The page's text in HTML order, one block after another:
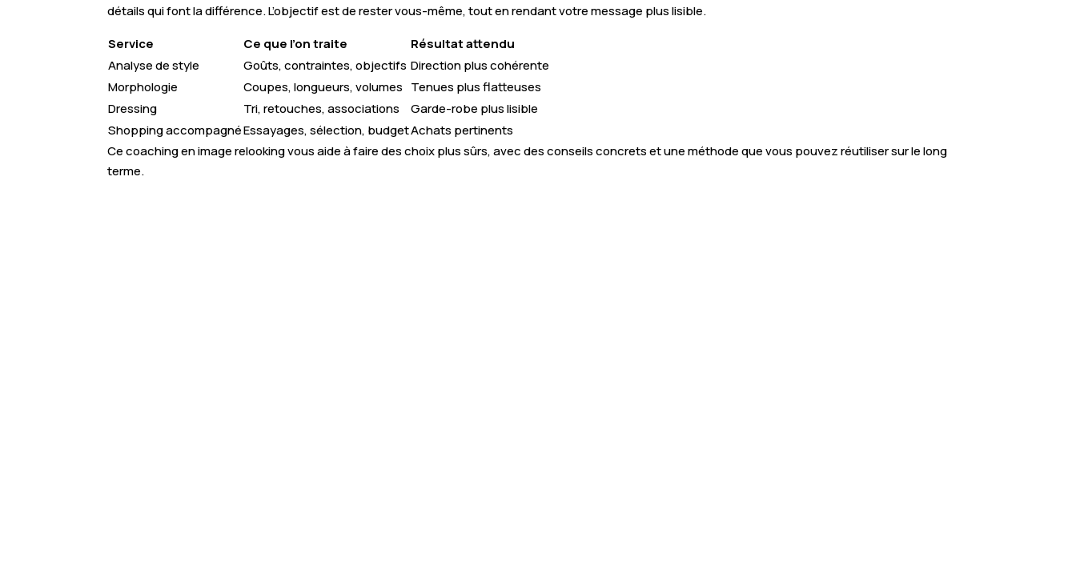
détails qui font la différence. L’objectif est de rester vous-même, tout en rendant votre message plus lisible.
Service
Ce que l’on traite
Résultat attendu
Analyse de style
Goûts, contraintes, objectifs Direction plus cohérente
Morphologie
Coupes, longueurs, volumes Tenues plus flatteuses
Dressing
Tri, retouches, associations
Garde-robe plus lisible
Shopping accompagnéEssayages, sélection, budgetAchats pertinents
Ce coaching en image relooking vous aide à faire des choix plus sûrs, avec des conseils concrets et une méthode que vous pouvez réutiliser sur le long
terme.